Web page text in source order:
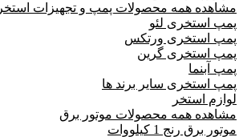
مشاهده همه محصولات پمپ و تجهیزات استخر
پمپ استخری لئو
پمپ استخری ورتکس
پمپ استخری گرین
پمپ آبنما
پمپ استخری سایر برند ها
لوازم استخر
مشاهده همه محصولات موتور برق
موتور برق رنج 1 کیلووات